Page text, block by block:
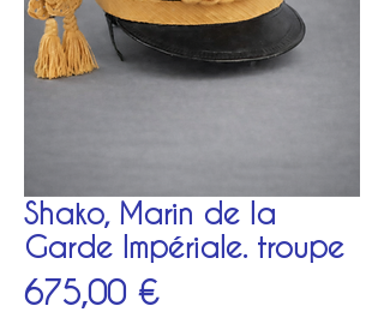
Shako, Marin de la
Garde Impériale. troupe
675,00 €Prix